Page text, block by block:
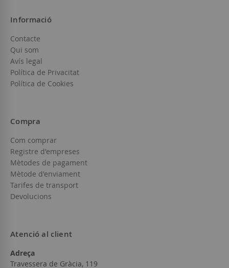
Informació
Contacte
Qui som
Avís legal
Política de Privacitat
Política de Cookies
Compra
Com comprar
Registre d'empreses
Mètodes de pagament
Mètode d'enviament
Tarifes de transport
Devolucions
Atenció al client
Adreça
Travessera de Gràcia, 119